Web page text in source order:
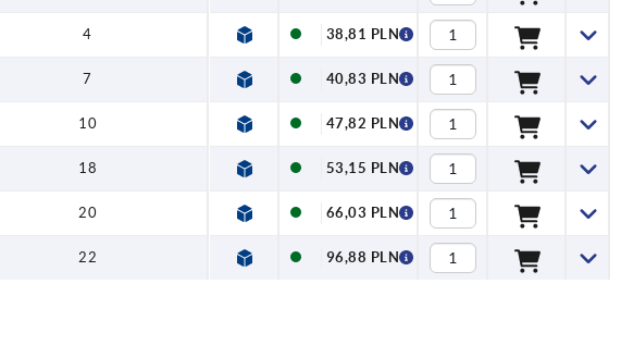
4 38,81 PLN
7 40,83 PLN
10 47,82 PLN
18 53,15 PLN
20 66,03 PLN
22 96,88 PLN